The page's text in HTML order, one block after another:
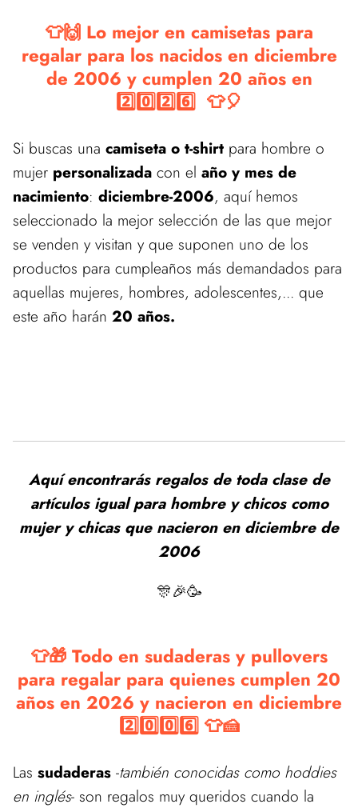
👕🙌 Lo mejor en camisetas para
regalar para los nacidos en diciembre
de 2006 y cumplen 20 años en
2️⃣0️⃣2️⃣6️⃣ 👕🎈
Si buscas una camiseta o t-shirt para hombre o
mujer personalizada con el año y mes de
nacimiento: diciembre-2006, aquí hemos
seleccionado la mejor selección de las que mejor
se venden y visitan y que suponen uno de los
productos para cumpleaños más demandados para
aquellas mujeres, hombres, adolescentes,... que
este año harán 20 años.
Aquí encontrarás regalos de toda clase de
artículos igual para hombre y chicos como
mujer y chicas que nacieron en diciembre de
2006
🎊🎉🥳
👕🎁 Todo en sudaderas y pullovers
para regalar para quienes cumplen 20
años en 2026 y nacieron en diciembre
2️⃣0️⃣0️⃣6️⃣ 👕🍰
Las sudaderas -también conocidas como hoddies
en inglés- son regalos muy queridos cuando la